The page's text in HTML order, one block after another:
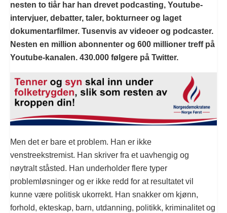
nesten to tiår har han drevet podcasting, Youtube-
intervjuer, debatter, taler, bokturneer og laget
dokumentarfilmer. Tusenvis av videoer og podcaster.
Nesten en million abonnenter og 600 millioner treff på
Youtube-kanalen. 430.000 følgere på Twitter.
Men det er bare et problem. Han er ikke
venstreekstremist. Han skriver fra et uavhengig og
nøytralt ståsted. Han underholder flere typer
problemløsninger og er ikke redd for at resultatet vil
kunne være politisk ukorrekt. Han snakker om kjønn,
forhold, ekteskap, barn, utdanning, politikk, kriminalitet og